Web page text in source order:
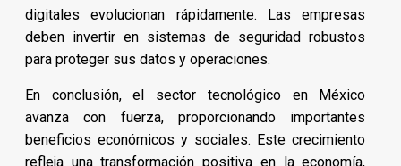
digitales evolucionan rápidamente. Las empresas
deben invertir en sistemas de seguridad robustos
para proteger sus datos y operaciones.
En conclusión, el sector tecnológico en México
avanza con fuerza, proporcionando importantes
beneficios económicos y sociales. Este crecimiento
refleja una transformación positiva en la economía,